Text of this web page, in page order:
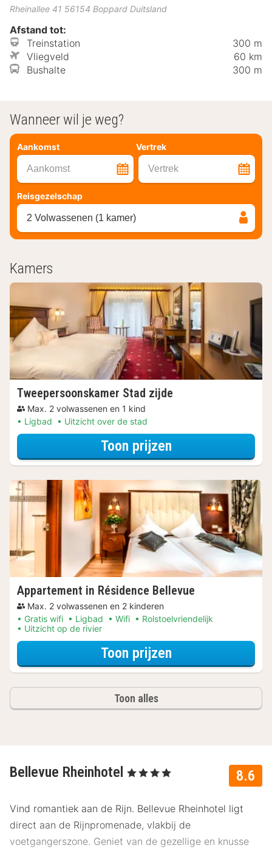
Rheinallee 41 56154 Boppard Duitsland
Afstand tot:
Treinstation
300 m
Vliegveld
60 km
Bushalte
300 m
Wanneer wil je weg?
Aankomst Vertrek
Aankomst Vertrek
Reisgezelschap
2 Volwassenen (1 kamer)
Kamers
Tweepersoonskamer Stad zijde
Max. 2 volwassenen en 1 kind
Ligbad
Uitzicht over de stad
Toon prijzenvoor Later
Appartement in Résidence Bellevue
Max. 2 volwassenen en 2 kinderen
Gratis wifi
Ligbad Wifi
Rolstoelvriendelijk
Uitzicht op de rivier
Toon prijzenvoor Later
Toon alles
8.6
Bellevue Rheinhotel , 4 Sterren
Vind romantiek aan de Rijn. Bellevue Rheinhotel ligt
direct aan de Rijnpromenade, vlakbij de
voetgangerszone. Geniet van de gezellige en knusse